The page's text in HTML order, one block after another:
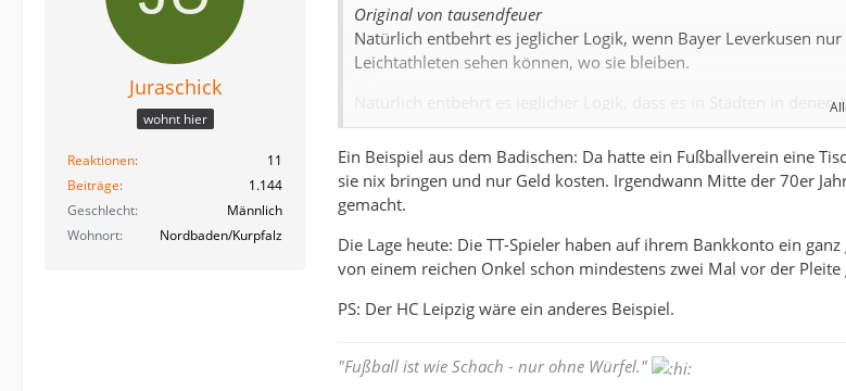
Juraschick
wohnt hier
Reaktionen
11
Beiträge
1.144
Geschlecht
Männlich
Wohnort
Nordbaden/Kurpfalz
Original von tausendfeuer
Natürlich entbehrt es jeglicher Logik, wenn Bayer Leverkusen
Leichtathleten sehen können, wo sie bleiben.
Natürlich entbehrt es jeglicher Logik, dass es in Städten in
sind.
(Soll sogar manchem in Nürnberg schon aufgefallen sein).
Natürlich entbehrt es jeglicher Logik, wenn der Besuch der Frau
Berichterstattung der nicht nur örtlichen Presse zu Folge hat. Im
Natürlich entbehrt es auch jeglicher Logik, dass ich jedes
aber Länderspiele von Basketballern, Volleyballern nirgendwo
Fernsehpräsenz von Fußball-, Handball-, Basketball,- usw Frauen
Geld kostet....solche Vorkommnisse sind Ausnahmen, wenn es
Ein Beispiel aus dem Badischen: Da hatte ein Fußballverein eine
sie nix bringen und nur Geld kosten. Irgendwann Mitte der 70er
gemacht.
Die Lage heute: Die TT-Spieler haben auf ihrem Bankkonto ein
von einem reichen Onkel schon mindestens zwei Mal vor der
PS: Der HC Leipzig wäre ein anderes Beispiel.
"Fußball ist wie Schach - nur ohne Würfel."